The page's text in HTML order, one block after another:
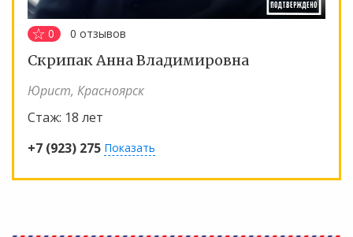
0 0 отзывов
Скрипак Анна Владимировна
Юрист, Красноярск
Стаж: 18 лет
+7 (923) 275 Показать